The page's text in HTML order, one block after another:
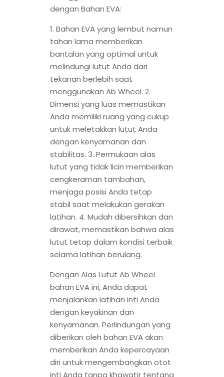
dengan Bahan EVA:
1. Bahan EVA yang lembut namun
tahan lama memberikan
bantalan yang optimal untuk
melindungi lutut Anda dari
tekanan berlebih saat
menggunakan Ab Wheel. 2.
Dimensi yang luas memastikan
Anda memiliki ruang yang cukup
untuk meletakkan lutut Anda
dengan kenyamanan dan
stabilitas. 3. Permukaan alas
lutut yang tidak licin memberikan
cengkeraman tambahan,
menjaga posisi Anda tetap
stabil saat melakukan gerakan
latihan. 4. Mudah dibersihkan dan
dirawat, memastikan bahwa alas
lutut tetap dalam kondisi terbaik
selama latihan berulang.
Dengan Alas Lutut Ab Wheel
bahan EVA ini, Anda dapat
menjalankan latihan inti Anda
dengan keyakinan dan
kenyamanan. Perlindungan yang
diberikan oleh bahan EVA akan
memberikan Anda kepercayaan
diri untuk mengembangkan otot